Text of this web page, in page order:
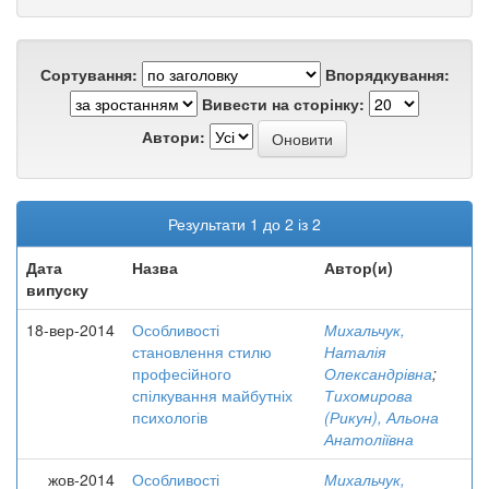
Сортування:
Впорядкування:
Вивести на сторінку:
Автори:
Результати 1 до 2 із 2
Дата
випуску
Назва Автор(и)
18-вер-2014
Особливості
становлення стилю
професійного
спілкування майбутніх
психологів
Михальчук,
Наталія
Олександрівна;
Тихомирова
(Рикун), Альона
Анатоліївна
жов-2014
Особливості Михальчук,